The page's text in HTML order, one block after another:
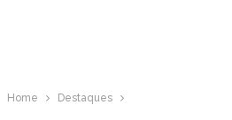
Home Destaques